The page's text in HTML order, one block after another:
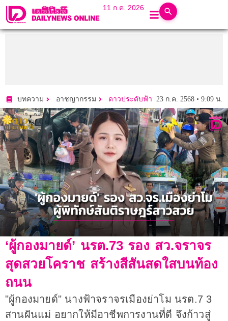
11 ก.ค. 2026
บทความ อาชญากรรม ดาวประดับฟ้า 23 ก.ค. 2568 • 9:09 น.
‘ผู้กองมายด์’ นรต.73 รอง สว.จราจร
สุดสวยโคราช สร้างสีสันสดใสบนท้อง
ถนน
"ผู้กองมายด์" นางฟ้าจราจรเมืองย่าโม นรต.7 3
สานฝันแม่ อยากให้มีอาชีพการงานที่ดี จึงก้าวสู่